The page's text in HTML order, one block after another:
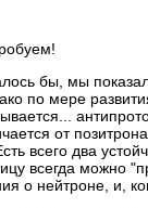
бы, мы
по мере
от
всего два
всегда можно
о нейтроне, и,